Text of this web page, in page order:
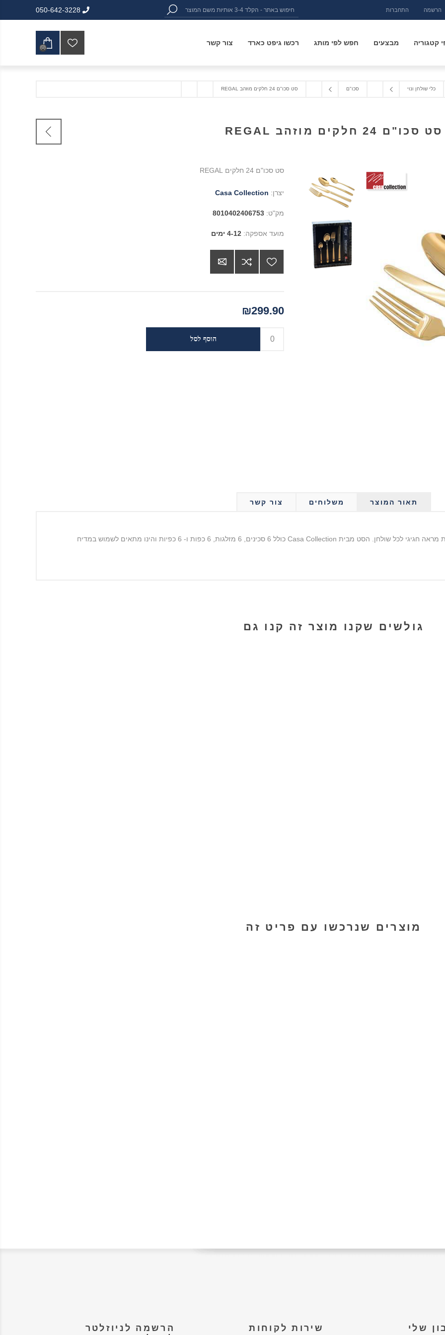
הרשמה התחברות 050-642-3228
קטגוריה מבצעים חפש לפי מותג רכשו גיפט כארד צור קשר
(0)
כלי שולחן ונוי סכו"ם סט סכו"ם 24 חלקים מוזהב REGAL
סט סכו"ם 24 חלקים מוזהב REGAL
סט סכו"ם 24 חלקים REGAL
יצרן: Casa Collection
מק"ט: 8010402406753
מועד אספקה: 4-12 ימים
₪299.90
תאור המוצר משלוחים צור קשר
סט סכו"ם 24 חלקים מנירוסטה בגוון מוזהב להוספת מראה חגיגי לכל שולחן. הסט מבית Casa Collection כולל 6 סכינים, 6 מזלגות, 6 כפות ו- 6 כפיות והינו מתאים לשמוש במדיח
גולשים שקנו מוצר זה קנו גם
מוצרים שנרכשו עם פריט זה
שלי שירות לקוחות
הרשמה לניוזלטר